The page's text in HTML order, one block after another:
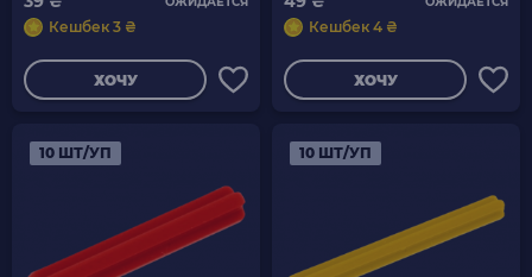
Кешбек 3 ₴
ХОЧУ
Кешбек 4 ₴
ХОЧУ
10 ШТ/УП 10 ШТ/УП